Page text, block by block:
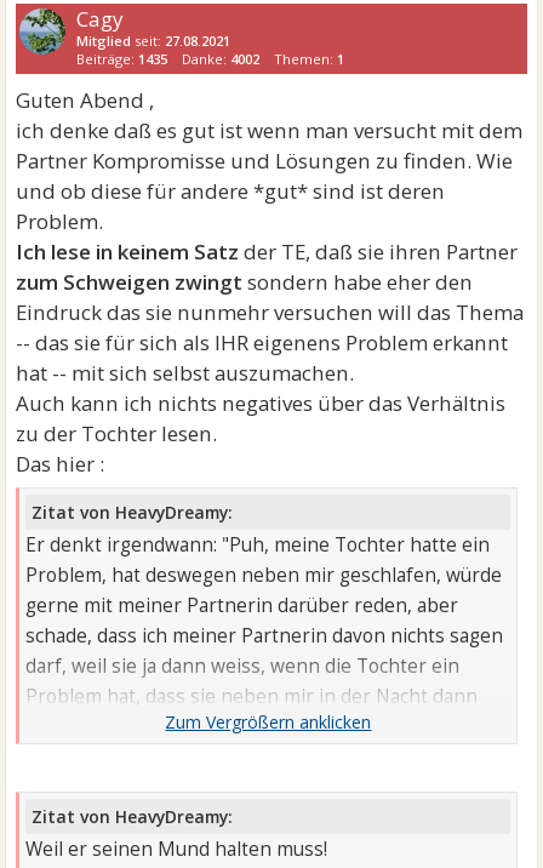
Cagy
Mitglied seit: 27.08.2021
Beiträge: 1435 Danke: 4002 Themen: 1
Guten Abend ,
ich denke daß es gut ist wenn man versucht mit dem
Partner Kompromisse und Lösungen zu finden. Wie
und ob diese für andere *gut* sind ist deren
Problem.
Ich lese in keinem Satzder TE, daß sie ihren Partner
zum Schweigen zwingtsondern habe eher den
Eindruck das sie nunmehr versuchen will das Thema
-- das sie für sich als IHR eigenens Problem erkannt
hat -- mit sich selbst auszumachen.
Auch kann ich nichts negatives über das Verhältnis
zu der Tochter lesen.
Das hier :
Zitat von HeavyDreamy:
Er denkt irgendwann: "Puh, meine Tochter hatte ein
Problem, hat deswegen neben mir geschlafen, würde
gerne mit meiner Partnerin darüber reden, aber
schade, dass ich meiner Partnerin davon nichts sagen
darf, weil sie ja dann weiss, wenn die Tochter ein
Problem hat, dass sie neben mir in der Nacht dann
Zitat von HeavyDreamy:
Weil er seinen Mund halten muss!